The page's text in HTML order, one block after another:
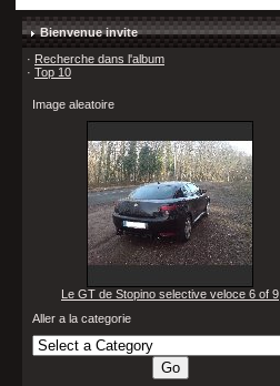
Bienvenue invite
· Recherche dans l'album
· Top 10
Image aleatoire
Le GT de Stopino selective veloce 6 of 9
Aller a la categorie